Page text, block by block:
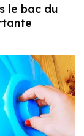
le bac du